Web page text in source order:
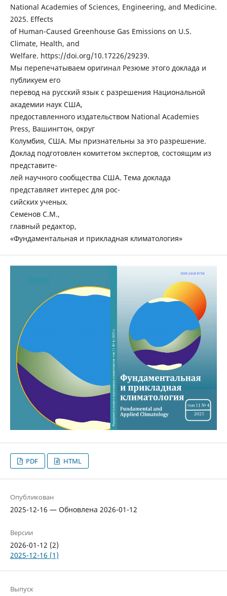
National Academies of Sciences, Engineering, and Medicine.
2025. Effects
of Human-Caused Greenhouse Gas Emissions on U.S.
Climate, Health, and
Welfare. https://doi.org/10.17226/29239.
Мы перепечатываем оригинал Резюме этого доклада и
публикуем его
перевод на русский язык с разрешения Национальной
академии наук США,
предоставленного издательством National Academies
Press, Вашингтон, округ
Колумбия, США. Мы признательны за это разрешение.
Доклад подготовлен комитетом экспертов, состоящим из
представите-
лей научного сообщества США. Тема доклада
представляет интерес для рос-
сийских ученых.
Семенов С.М.,
главный редактор,
«Фундаментальная и прикладная климатология»
PDF HTML
Опубликован
2025-12-16 — Обновлена 2026-01-12
Версии
2026-01-12 (2)
2025-12-16 (1)
Выпуск